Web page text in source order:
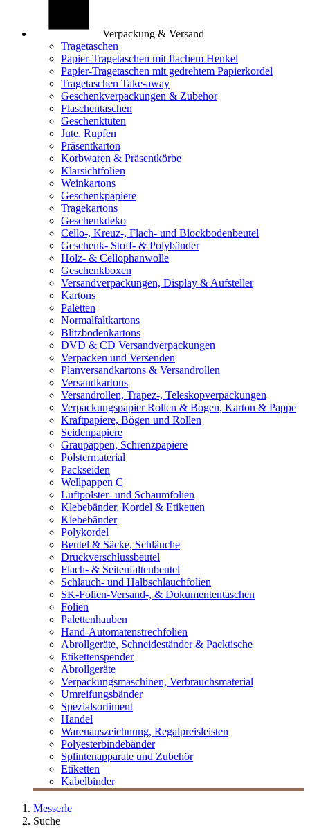
Verpackung & Versand
Tragetaschen
Papier-Tragetaschen mit flachem Henkel
Papier-Tragetaschen mit gedrehtem Papierkordel
Tragetaschen Take-away
Geschenkverpackungen & Zubehör
Flaschentaschen
Geschenktüten
Jute, Rupfen
Präsentkarton
Korbwaren & Präsentkörbe
Klarsichtfolien
Weinkartons
Geschenkpapiere
Tragekartons
Geschenkdeko
Cello-, Kreuz-, Flach- und Blockbodenbeutel
Geschenk- Stoff- & Polybänder
Holz- & Cellophanwolle
Geschenkboxen
Versandverpackungen, Display & Aufsteller
Kartons
Paletten
Normalfaltkartons
Blitzbodenkartons
DVD & CD Versandverpackungen
Verpacken und Versenden
Planversandkartons & Versandrollen
Versandkartons
Versandrollen, Trapez-, Teleskopverpackungen
Verpackungspapier Rollen & Bogen, Karton & Pappe
Kraftpapiere, Bögen und Rollen
Seidenpapiere
Graupappen, Schrenzpapiere
Polstermaterial
Packseiden
Wellpappen C
Luftpolster- und Schaumfolien
Klebebänder, Kordel & Etiketten
Klebebänder
Polykordel
Beutel & Säcke, Schläuche
Druckverschlussbeutel
Flach- & Seitenfaltenbeutel
Schlauch- und Halbschlauchfolien
SK-Folien-Versand-, & Dokumententaschen
Folien
Palettenhauben
Hand-Automatenstrechfolien
Abrollgeräte, Schneideständer & Packtische
Etikettenspender
Abrollgeräte
Verpackungsmaschinen, Verbrauchsmaterial
Umreifungsbänder
Spezialsortiment
Handel
Warenauszeichnung, Regalpreisleisten
Polyesterbindebänder
Splintenapparate und Zubehör
Etiketten
Kabelbinder
Messerle
Suche